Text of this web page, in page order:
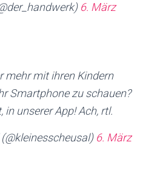
6. März
mehr mit ihren Kindern
Smartphone zu schauen?
in unserer App! Ach, rtl.
6. März